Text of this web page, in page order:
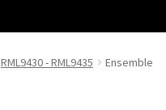
RML9430 - RML9435
Ensemble